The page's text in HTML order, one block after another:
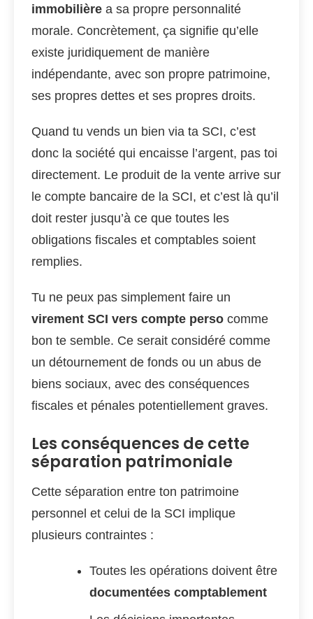
immobilière a sa propre personnalité
morale. Concrètement, ça signifie qu’elle
existe juridiquement de manière
indépendante, avec son propre patrimoine,
ses propres dettes et ses propres droits.
Quand tu vends un bien via ta SCI, c’est
donc la société qui encaisse l’argent, pas toi
directement. Le produit de la vente arrive sur
le compte bancaire de la SCI, et c’est là qu’il
doit rester jusqu’à ce que toutes les
obligations fiscales et comptables soient
remplies.
Tu ne peux pas simplement faire un
virement SCI vers compte perso comme
bon te semble. Ce serait considéré comme
un détournement de fonds ou un abus de
biens sociaux, avec des conséquences
fiscales et pénales potentiellement graves.
Les conséquences de cette
séparation patrimoniale
Cette séparation entre ton patrimoine
personnel et celui de la SCI implique
plusieurs contraintes :
Toutes les opérations doivent être
documentées comptablement